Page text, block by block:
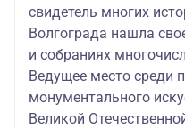
свидетель многих
Волгограда нашла
и собраниях
Ведущее место среди
монументального
Великой